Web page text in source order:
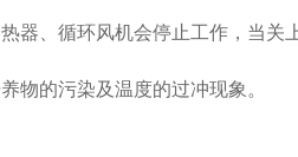
器、循环风机会停止工作，当关
物的污染及温度的过冲现象。